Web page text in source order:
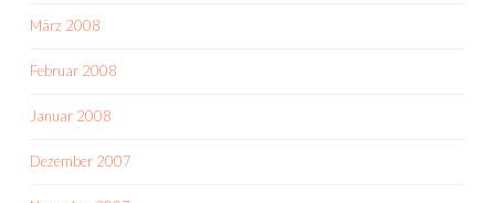
März 2008
Februar 2008
Januar 2008
Dezember 2007